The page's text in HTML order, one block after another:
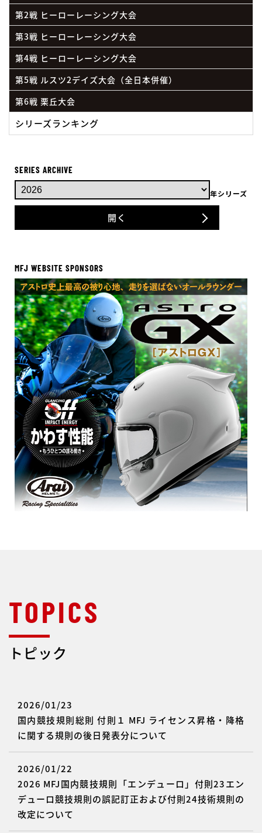
第2戦 ヒーローレーシング大会
第3戦 ヒーローレーシング大会
第4戦 ヒーローレーシング大会
第5戦 ルスツ2デイズ大会（全日本併催）
第6戦 栗丘大会
シリーズランキング
SERIES ARCHIVE
年シリーズ
開く
MFJ WEBSITE SPONSORS
トピック
2026/01/23
国内競技規則総則 付則１ MFJ ライセンス昇格・降格
に関する規則の後日発表分について
2026/01/22
2026 MFJ国内競技規則「エンデューロ」付則23エン
デューロ競技規則の誤記訂正および付則24技術規則の
改定について